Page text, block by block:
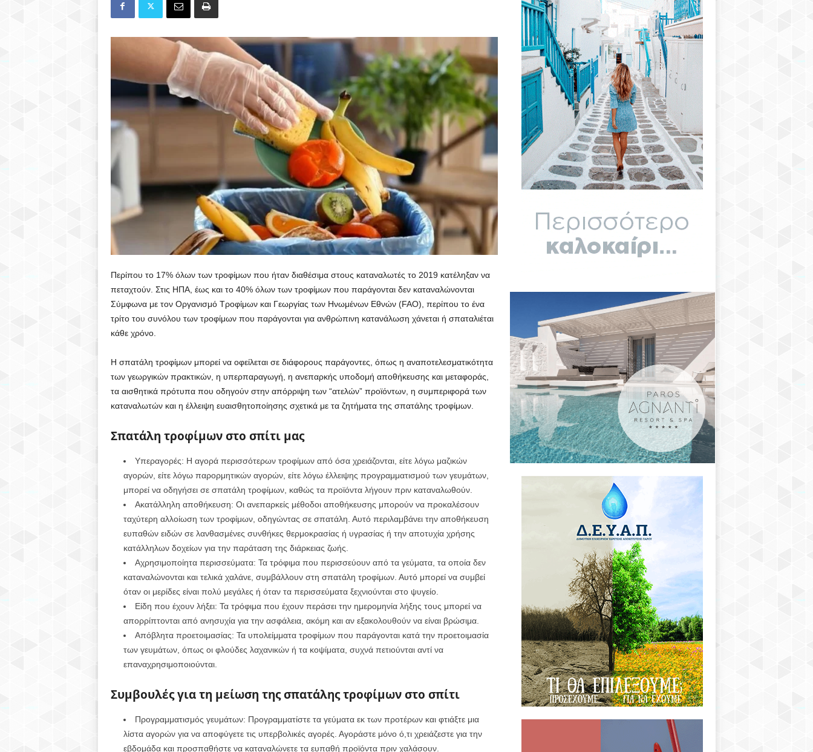
Περίπου το 17% όλων των τροφίμων που ήταν διαθέσιμα στους καταναλωτές το 2019 κατέληξαν να
πεταχτούν. Στις ΗΠΑ, έως και το 40% όλων των τροφίμων που παράγονται δεν καταναλώνονται
Σύμφωνα με τον Οργανισμό Τροφίμων και Γεωργίας των Ηνωμένων Εθνών (FAO), περίπου το ένα
τρίτο του συνόλου των τροφίμων που παράγονται για ανθρώπινη κατανάλωση χάνεται ή σπαταλιέται
κάθε χρόνο.
Η σπατάλη τροφίμων μπορεί να οφείλεται σε διάφορους παράγοντες, όπως η αναποτελεσματικότητα
των γεωργικών πρακτικών, η υπερπαραγωγή, η ανεπαρκής υποδομή αποθήκευσης και μεταφοράς,
τα αισθητικά πρότυπα που οδηγούν στην απόρριψη των “ατελών” προϊόντων, η συμπεριφορά των
καταναλωτών και η έλλειψη ευαισθητοποίησης σχετικά με τα ζητήματα της σπατάλης τροφίμων.
Σπατάλη τροφίμων στο σπίτι μας
Υπεραγορές: Η αγορά περισσότερων τροφίμων από όσα χρειάζονται, είτε λόγω μαζικών
αγορών, είτε λόγω παρορμητικών αγορών, είτε λόγω έλλειψης προγραμματισμού των γευμάτων,
μπορεί να οδηγήσει σε σπατάλη τροφίμων, καθώς τα προϊόντα λήγουν πριν καταναλωθούν.
Ακατάλληλη αποθήκευση: Οι ανεπαρκείς μέθοδοι αποθήκευσης μπορούν να προκαλέσουν
ταχύτερη αλλοίωση των τροφίμων, οδηγώντας σε σπατάλη. Αυτό περιλαμβάνει την αποθήκευση
ευπαθών ειδών σε λανθασμένες συνθήκες θερμοκρασίας ή υγρασίας ή την αποτυχία χρήσης
κατάλληλων δοχείων για την παράταση της διάρκειας ζωής.
Αχρησιμοποίητα περισσεύματα: Τα τρόφιμα που περισσεύουν από τα γεύματα, τα οποία δεν
καταναλώνονται και τελικά χαλάνε, συμβάλλουν στη σπατάλη τροφίμων. Αυτό μπορεί να συμβεί
όταν οι μερίδες είναι πολύ μεγάλες ή όταν τα περισσεύματα ξεχνιούνται στο ψυγείο.
Είδη που έχουν λήξει: Τα τρόφιμα που έχουν περάσει την ημερομηνία λήξης τους μπορεί να
απορρίπτονται από ανησυχία για την ασφάλεια, ακόμη και αν εξακολουθούν να είναι βρώσιμα.
Απόβλητα προετοιμασίας: Τα υπολείμματα τροφίμων που παράγονται κατά την προετοιμασία
των γευμάτων, όπως οι φλούδες λαχανικών ή τα κοψίματα, συχνά πετιούνται αντί να
επαναχρησιμοποιούνται.
Συμβουλές για τη μείωση της σπατάλης τροφίμων στο σπίτι
Προγραμματισμός γευμάτων: Προγραμματίστε τα γεύματα εκ των προτέρων και φτιάξτε μια
λίστα αγορών για να αποφύγετε τις υπερβολικές αγορές. Αγοράστε μόνο ό,τι χρειάζεστε για την
εβδομάδα και προσπαθήστε να καταναλώνετε τα ευπαθή προϊόντα πριν χαλάσουν.